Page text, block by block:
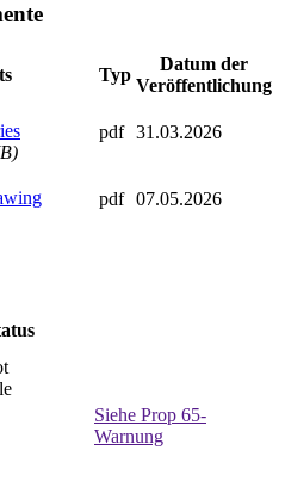
Typ
Datum der
Veröffentlichung
pdf 31.03.2026
pdf 07.05.2026
Siehe Prop 65-
Warnung